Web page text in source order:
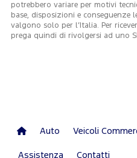
potrebbero variare per motivi
base, disposizioni e conseguenze
valgono solo per l’Italia. Per
prega quindi di rivolgersi ad uno
Auto Veicoli
Assistenza Contatti